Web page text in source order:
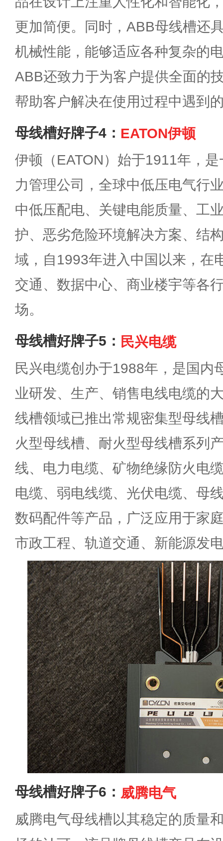
更加简便。同时，ABB母线槽还
机械性能，能够适应各种复杂的
ABB还致力于为客户提供全面的
帮助客户解决在使用过程中遇到
母线槽好牌子4： EATON伊顿
伊顿（EATON）始于1911年，
力管理公司，全球中低压电气行
中低压配电、关键电能质量、工
护、恶劣危险环境解决方案、结
域，自1993年进入中国以来，在
交通、数据中心、商业楼宇等各
场。
母线槽好牌子5： 民兴电缆
民兴电缆创办于1988年，是国内
业研发、生产、销售电线电缆的
线槽领域已推出常规密集型母线
火型母线槽、耐火型母线槽系列
线、电力电缆、矿物绝缘防火电
电缆、弱电线缆、光伏电缆、母
数码配件等产品，广泛应用于家
市政工程、轨道交通、新能源发
母线槽好牌子6： 威腾电气
威腾电气母线槽以其稳定的质量